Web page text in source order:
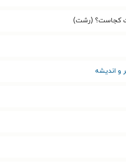
کجاست؟ (رشت)
و اندیشه